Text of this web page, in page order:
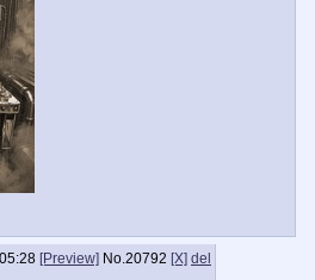
[Preview] No.20792 [X] del